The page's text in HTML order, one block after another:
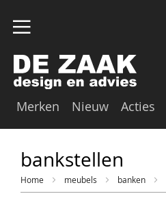
Merken Nieuw Acties
bankstellen
Home meubels banken